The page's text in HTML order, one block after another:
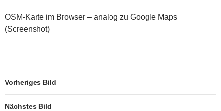
OSM-Karte im Browser – analog zu Google Maps
(Screenshot)
Vorheriges Bild
Nächstes Bild